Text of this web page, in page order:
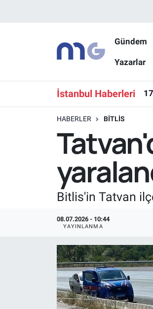
Gündem
Yazarlar
İstanbul Haberleri
HABERLER BITLIS
Bitlis'in Tatvan
08.07.2026 - 10:44
YAYINLANMA
Hava Durumu
İstanbul Namaz Vakitleri
Süper Lig Puan Durumu ve
Son Dakika Haberleri